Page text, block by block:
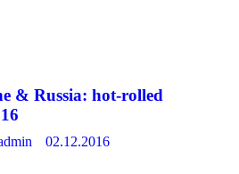
& Russia: hot-rolled
02.12.2016